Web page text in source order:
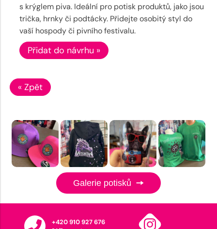
s krýglem piva. Ideální pro potisk produktů, jako jsou
trička, hrnky či podtácky. Přidejte osobitý styl do
vaší hospody či pivního festivalu.
Přidat do návrhu »
« Zpět
Galerie potisků
+420 910 927 676